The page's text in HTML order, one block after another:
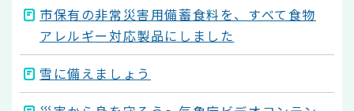
市保有の非常災害用備蓄食料を、すべて食物
アレルギー対応製品にしました
雪に備えましょう